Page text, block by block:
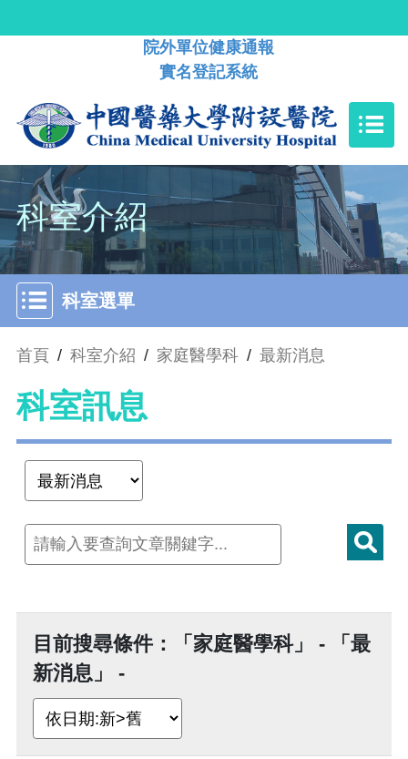
院外單位健康通報
實名登記系統
科室介紹
科室選單
首頁 / 科室介紹 / 家庭醫學科 / 最新消息
科室訊息
目前搜尋條件：「家庭醫學科」 - 「最
新消息」 -